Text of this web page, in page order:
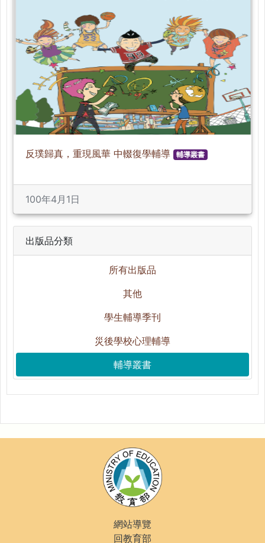
出版品分類
所有出版品
其他
學生輔導季刊
災後學校心理輔導
輔導叢書
反璞歸真，重現風華 中輟復學輔導 輔導叢書
100年4月1日
網站導覽
回教育部